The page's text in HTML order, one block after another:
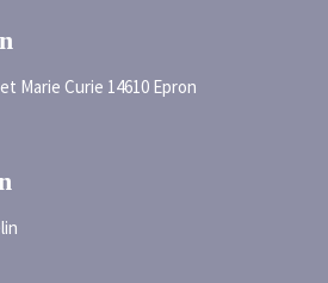
Marie Curie 14610 Epron